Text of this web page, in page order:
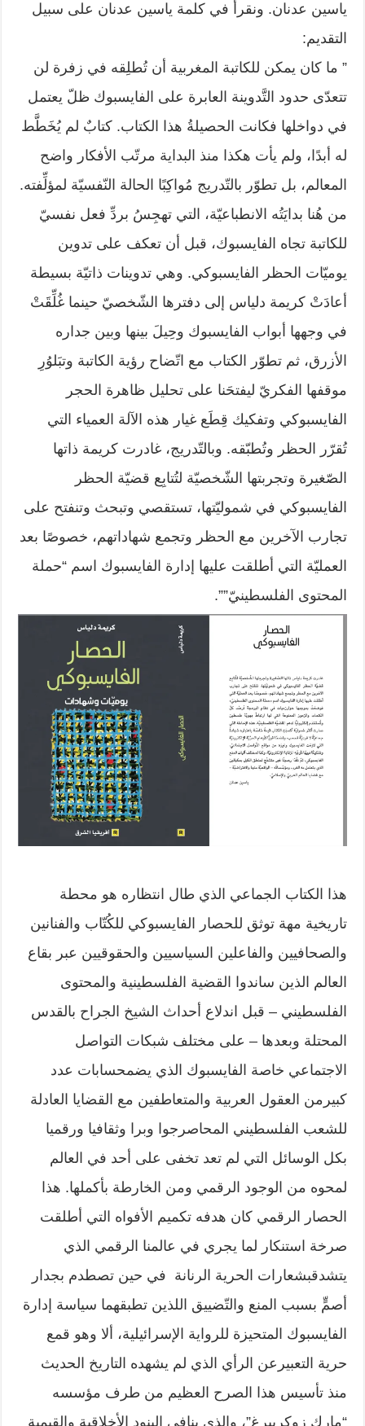
ياسين عدنان. ونقرأ في كلمة ياسين عدنان على سبيل
التقديم:
” ما كان يمكن للكاتبة المغربية أن تُطلِقه في زفرة لن
تتعدّى حدود التَّدوينة العابرة على الفايسبوك ظلّ يعتمل
في دواخلها فكانت الحصيلةُ هذا الكتاب. كتابٌ لم يُخَطَّط
له أبدًا، ولم يأت هكذا منذ البداية مرتّب الأفكار واضح
المعالم، بل تطوّر بالتّدريج مُواكِبًا الحالة النّفسيّة لمؤلِّفته.
من هُنا بدايَتُه الانطباعيّة، التي تهجِسُ بردِّ فعل نفسيّ
للكاتبة تجاه الفايسبوك، قبل أن تعكف على تدوين
يوميّات الحظر الفايسبوكي. وهي تدوينات ذاتيّة بسيطة
أعادَتْ كريمة دلياس إلى دفترها الشّخصيّ حينما غُلِّقَتْ
في وجهها أبواب الفايسبوك وحِيلَ بينها وبين جداره
الأزرق، ثم تطوّر الكتاب مع اتّضاح رؤية الكاتبة وتبَلوُرِ
موقفها الفكريّ ليفتحَنا على تحليل ظاهرة الحجر
الفايسبوكي وتفكيك قِطَع غيار هذه الآلة العمياء التي
تُقرّر الحظر وتُطبّقه. وبالتّدريج، غادرت كريمة ذاتها
الصّغيرة وتجربتها الشّخصيّة لتُتابِع قضيّة الحظر
الفايسبوكي في شموليّتها، تستقصي وتبحث وتنفتح على
تجارب الآخرين مع الحظر وتجمع شهاداتهم، خصوصًا بعد
العمليّة التي أطلقت عليها إدارة الفايسبوك اسم “حملة
المحتوى الفلسطينيّ””.
هذا الكتاب الجماعي الذي طال انتظاره هو محطة
تاريخية مهة توثق للحصار الفايسبوكي للكُتّاب والفنانين
والصحافيين والفاعلين السياسيين والحقوقيين عبر بقاع
العالم الذين ساندوا القضية الفلسطينية والمحتوى
الفلسطيني – قبل اندلاع أحداث الشيخ الجراح بالقدس
المحتلة وبعدها – على مختلف شبكات التواصل
الاجتماعي خاصة الفايسبوك الذي يضمحسابات عدد
كبيرمن العقول العربية والمتعاطفين مع القضايا العادلة
للشعب الفلسطيني المحاصرجوا وبرا وثقافيا ورقميا
بكل الوسائل التي لم تعد تخفى على أحد في العالم
لمحوه من الوجود الرقمي ومن الخارطة بأكملها. هذا
الحصار الرقمي كان هدفه تكميم الأفواه التي أطلقت
صرخة استنكار لما يجري في عالمنا الرقمي الذي
يتشدقبشعارات الحرية الرنانة في حين تصطدم بجدار
أصمٍّ بسبب المنع والتّضييق اللذين تطبقهما سياسة إدارة
الفايسبوك المتحيزة للرواية الإسرائيلية، ألا وهو قمع
حرية التعبيرعن الرأي الذي لم يشهده التاريخ الحديث
منذ تأسيس هذا الصرح العظيم من طرف مؤسسه
“مارك زوكربيرغ”، والذي ينافي البنود الأخلاقية والقيمية